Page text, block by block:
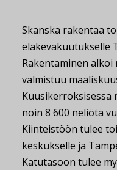
Skanska rakentaa
eläkevakuutukselle
Rakentaminen alkoi
valmistuu
Kuusikerroksisessa
noin 8 600 neliötä
Kiinteistöön tulee
keskukselle ja
Katutasoon tulee